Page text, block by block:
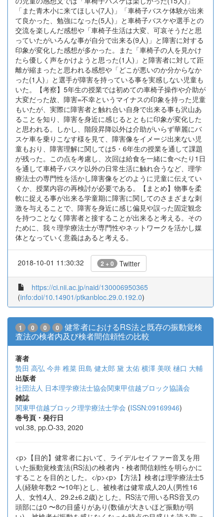
「また青木小に来てほしい(7人)」「車椅子バスケ体験が出来
て良かった、勉強になった(5人)」と車椅子バスケや選手との
交流を楽しんだ感想や「車椅子生活は大変、可哀そうだと思
っていたがいろんな事が自分で出来る(9人)」と障害に対する
印象が変化した感想が多かった。また「車椅子の人を見かけ
たら優しく声をかけようと思った(1人)」と障害者に対して距
離が縮まったと思われる感想や「どこが悪いのか分からなか
った(1人)」と選手が障害を持っている事を実感しない児童も
いた。【考察】5年生の授業では初めての車椅子操作や介助が
大変だった故、障害=不幸というマイナスの印象を持った児童
もいたが、実際に障害者と触れ合い自身で出来る事も沢山あ
ることを知り、障害を身近に感じるとともに印象が変化した
と思われる。しかし、階段昇降以外は介助がいらず華麗にバ
スケ車を乗りこなす様を見て、障害像をイメージ出来ない児
童もおり、障害理解に関しては5・6年生の授業を通して課題
が残った。この点を考慮し、次回は給食を一緒に食べたり1日
を通して車椅子バスケ以外の日常生活に触れ合うなど、理学
療法士の専門性を活かし障害像をどのように児童に伝えてい
くか、授業内容の再検討が必要である。【まとめ】物事を柔
軟に捉える事が出来る学童期に障害に関してのさまざまな刺
激を与えることで、障害を身近に感じ偏見や誤った固定観念
を持つことなく障害者と接することが出来ると考える。その
ために、我々理学療法士が専門性やネットワークを活かし媒
体となっていく意義はあると考える。
2018-10-01 11:30:32 2 + 0 Twitter
https://ci.nii.ac.jp/naid/130006950365
(info:doi/10.14901/ptkanbloc.29.0.192.0)
1 0 0 0
健常者におけるRS法と既存の振動覚検
査法の検者内及び検者間信頼性の比較
著者
贄田 高弘 今井 稚菜 田島 健太郎 黛 太佑 横澤 美咲 樋口 大輔
出版者
社団法人 日本理学療法士協会関東甲信越ブロック協議会
雑誌
関東甲信越ブロック理学療法士学会 (ISSN:09169946)
巻号頁・発行日
vol.38, pp.O-33, 2020
<p>【目的】健常者において、ライデルセイファー音叉を用
いた振動覚検査法(RS法)の検者内・検者間信頼性を明らかに
することを目的とした。</p><p>【方法】検者は理学療法士5
人(経験年数2 〜10年)とし、被検者は健常成人20人(男性16
人、女性4人、29.2±6.2歳)とした。RS法で用いるRS音叉の
頭部には0 〜8の目盛りがあり(数値が大きいほど振動が弱